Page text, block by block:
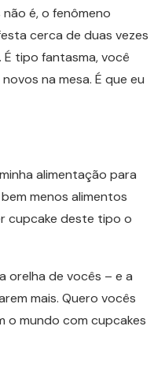
é, o fenômeno
cerca de duas vezes
É tipo fantasma, você
na mesa. É que eu
alimentação para
menos alimentos
cupcake deste tipo o
orelha de vocês – e a
mais. Quero vocês
o mundo com cupcakes